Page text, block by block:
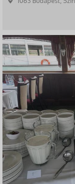
-35%